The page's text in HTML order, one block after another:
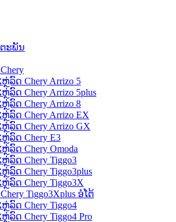
ະພັນ
ຫຼ່ລົດ Chery Arrizo 5
ຫຼ່ລົດ Chery Arrizo 5plus
ຫຼ່ລົດ Chery Arrizo 8
ຫຼ່ລົດ Chery Arrizo EX
ຫຼ່ລົດ Chery Arrizo GX
ຫຼ່ລົດ Chery E3
ລົດ Chery Omoda
ຫຼ່ລົດ Chery Tiggo3
ລົດ Chery Tiggo3plus
ຫຼ່ລົດ Chery Tiggo3X
Tiggo3Xplus ອໍໂຕ້
ຫຼ່ລົດ Chery Tiggo4
ລົດ Chery Tiggo4 Pro